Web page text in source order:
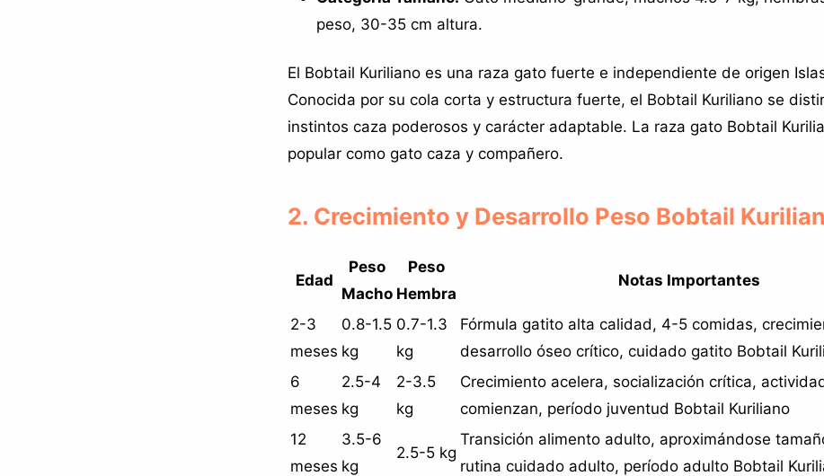
peso, 30-35 cm altura.
El Bobtail Kuriliano es una raza gato fuerte e independiente de origen
Conocida por su cola corta y estructura fuerte, el Bobtail Kuriliano se
instintos caza poderosos y carácter adaptable. La raza gato Bobtail
popular como gato caza y compañero.
2. Crecimiento y Desarrollo Peso Bobtail
Edad
Peso
Macho
Peso
Hembra
Notas Importantes
2-3
meses
0.8-1.5
kg
0.7-1.3
kg
Fórmula gatito alta calidad, 4-5 comidas,
desarrollo óseo crítico, cuidado gatito Bobtail
6
meses
2.5-4
kg
2-3.5
kg
Crecimiento acelera, socialización crítica,
comienzan, período juventud Bobtail Kuriliano
12
meses
3.5-6
kg
2.5-5 kg
Transición alimento adulto, aproximándose
rutina cuidado adulto, período adulto Bobtail